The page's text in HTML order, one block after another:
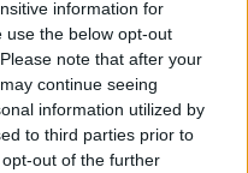
information for
use the below opt-out
note that after your
continue seeing
information utilized by
to third parties prior to
out of the further